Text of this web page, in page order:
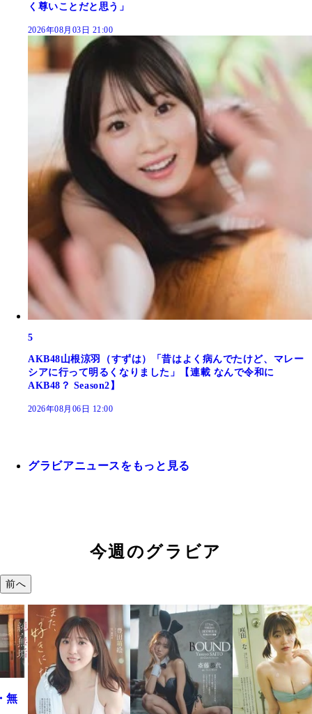
く尊いことだと思う」
2026年08月03日 21:00
5
AKB48山根涼羽（すずは）「昔はよく病んでたけど、マレー
シアに行って明るくなりました」【連載 なんで令和に
AKB48？ Season2】
2026年08月06日 12:00
グラビアニュースをもっと見る
今週のグラビア
前へ